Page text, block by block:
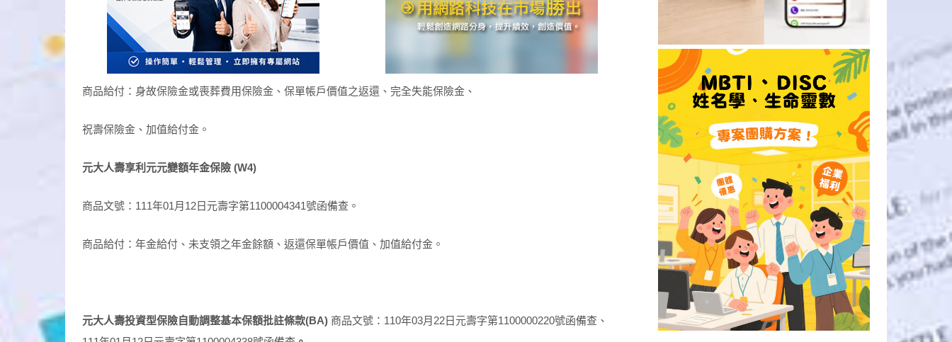
商品給付：身故保險金或喪葬費用保險金、保單帳戶價值之返還、完全失能保險金、
祝壽保險金、加值給付金。
元大人壽享利元元變額年金保險 (W4)
商品文號：111年01月12日元壽字第1100004341號函備查。
商品給付：年金給付、未支領之年金餘額、返還保單帳戶價值、加值給付金。
元大人壽投資型保險自動調整基本保額批註條款(BA) 商品文號：110年03月22日元壽字第1100000220號函備查、